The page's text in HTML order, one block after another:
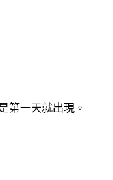
第一天就出現。